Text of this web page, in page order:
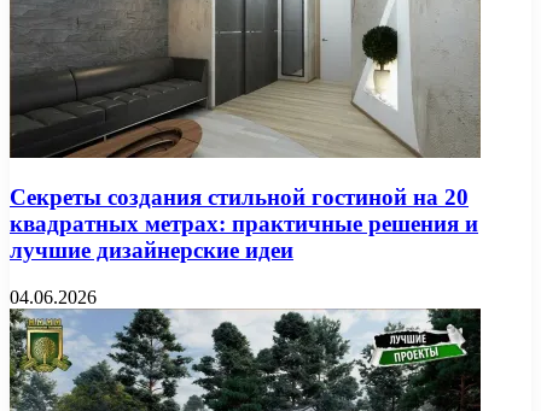
Секреты создания стильной гостиной на 20
квадратных метрах: практичные решения и
лучшие дизайнерские идеи
04.06.2026